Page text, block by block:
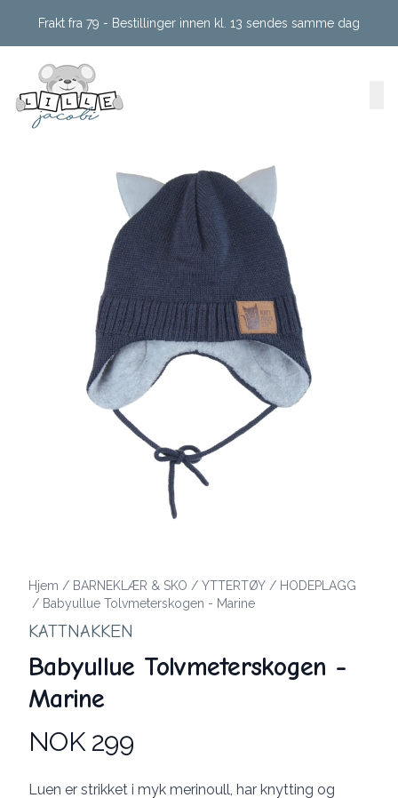
Frakt fra 79 - Bestillinger innen kl. 13 sendes samme dag
Hjem / BARNEKLÆR & SKO / YTTERTØY / HODEPLAGG
/ Babyullue Tolvmeterskogen - Marine
KATTNAKKEN
Babyullue Tolvmeterskogen -
Marine
Produktdetaljer
NOK 299
Description
Luen er strikket i myk merinoull, har knytting og